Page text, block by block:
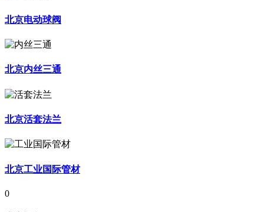
北京电动球阀
北京内丝三通
北京活套法兰
北京工业国际管材
0